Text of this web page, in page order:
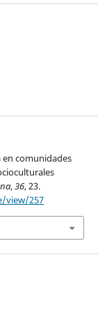
en comunidades
,36, 23.
view/257